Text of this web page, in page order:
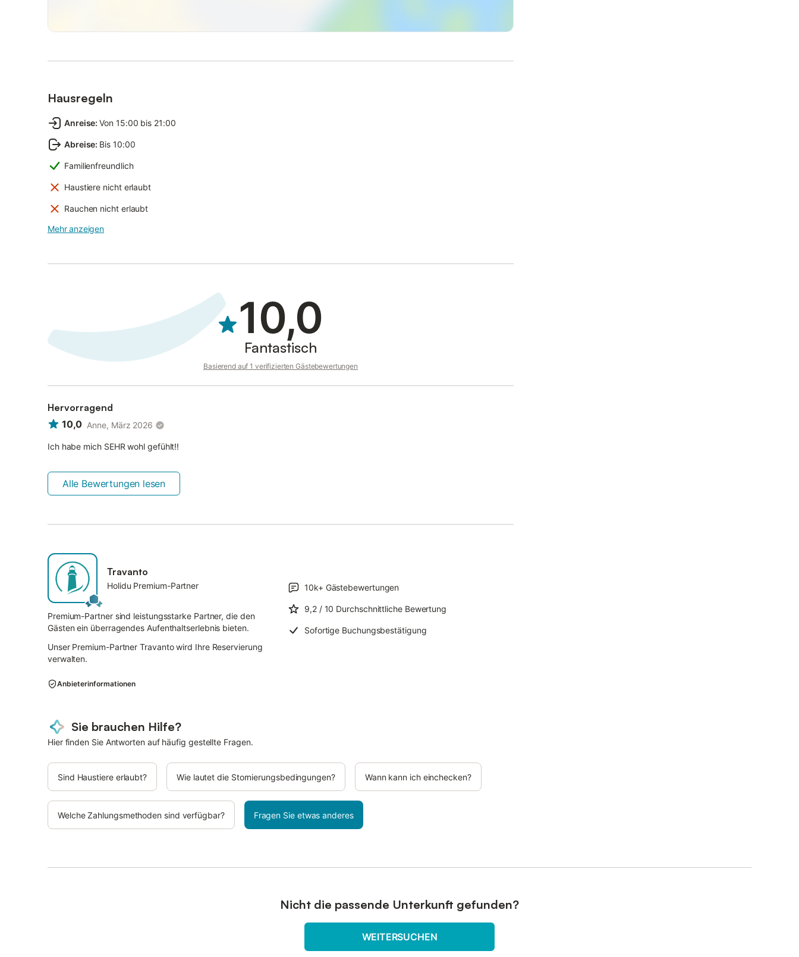
Hausregeln
Anreise: Von 15:00 bis 21:00
Abreise: Bis 10:00
Familienfreundlich
Haustiere nicht erlaubt
Rauchen nicht erlaubt
Mehr anzeigen
10,0
Fantastisch
Basierend auf 1 verifizierten Gästebewertungen
Hervorragend
10,0 Anne, März 2026
Ich habe mich SEHR wohl gefühlt!!
Alle Bewertungen lesen
Travanto
Holidu Premium-Partner
Premium-Partner sind leistungsstarke Partner, die den
Gästen ein überragendes Aufenthaltserlebnis bieten.
Unser Premium-Partner Travanto wird Ihre Reservierung
verwalten.
10k+ Gästebewertungen
9,2 / 10 Durchschnittliche Bewertung
Sofortige Buchungsbestätigung
Anbieterinformationen
Sie brauchen Hilfe?
Hier finden Sie Antworten auf häufig gestellte Fragen.
Sind Haustiere erlaubt? Wie lautet die Stornierungsbedingungen? Wann kann ich einchecken?
Welche Zahlungsmethoden sind verfügbar? Fragen Sie etwas anderes
Nicht die passende Unterkunft gefunden?
WEITERSUCHEN